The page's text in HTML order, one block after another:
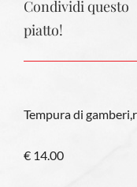
Condividi questo
piatto!
Tempura di
€ 14.00